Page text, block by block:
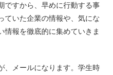
ですから、早めに行動する事
ていた企業の情報や、気にな
情報を徹底的に集めていきま
、メールになります。学生時